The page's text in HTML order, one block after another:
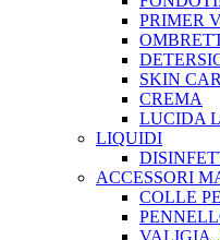
PRIMER
SKIN
CREMA
LUCIDA
LIQUIDI
ACCESSORI
COLLE
VALIGIA,